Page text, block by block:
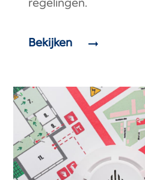
regelingen.
Bekijken